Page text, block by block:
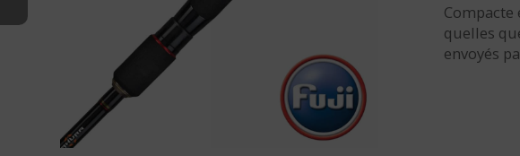
quelles
envoyés